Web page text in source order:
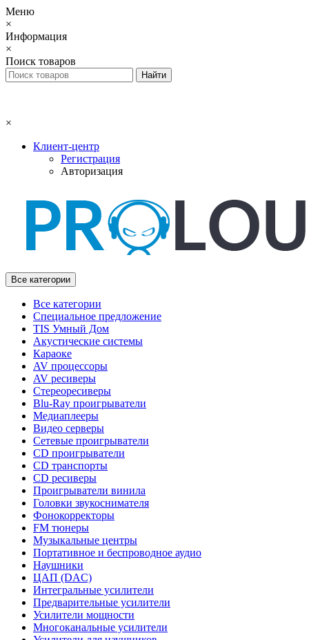
Меню
×
Информация
×
Поиск товаров
×
Клиент-центр
Регистрация
Авторизация
Все категории
Все категории
Специальное предложение
TIS Умный Дом
Акустические системы
Караоке
AV процессоры
AV ресиверы
Стереоресиверы
Blu-Ray проигрыватели
Медиаплееры
Видео серверы
Сетевые проигрыватели
CD проигрыватели
CD транспорты
CD ресиверы
Проигрыватели винила
Головки звукоснимателя
Фонокорректоры
FM тюнеры
Музыкальные центры
Портативное и беспроводное аудио
Наушники
ЦАП (DAC)
Интегральные усилители
Предварительные усилители
Усилители мощности
Многоканальные усилители